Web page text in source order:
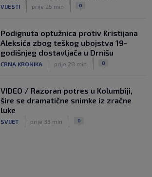
SK prije 6 h
VIJESTI prije 25 min 0
Podignuta optužnica protiv Kristijana
Aleksića zbog teškog ubojstva 19-
godišnjeg dostavljača u Drnišu
CRNA KRONIKA prije 28 min 0
VIDEO / Razoran potres u Kolumbiji,
šire se dramatične snimke iz zračne
luke
SVIJET prije 33 min 0